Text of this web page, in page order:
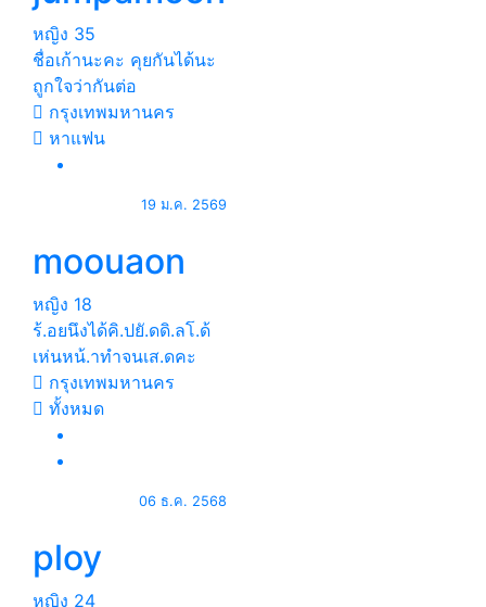
หญิง 35
ชื่อเก้านะคะ คุยกันได้นะ
ถูกใจว่ากันต่อ
กรุงเทพมหานคร
หาแฟน
19 ม.ค. 2569
moouaon
หญิง 18
ร้.อยนึงได้คิ.ปยั.ดดิ.ลโ.ด้
เห่นหน้.าทำจนเส.ดคะ
กรุงเทพมหานคร
ทั้งหมด
06 ธ.ค. 2568
ploy
หญิง 24